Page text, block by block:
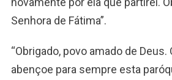
Senhora de Fátima”.
“Obrigado, povo amado de Deus.
abençoe para sempre esta